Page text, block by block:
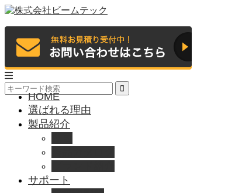
HOME
選ばれる理由
製品紹介
サポート